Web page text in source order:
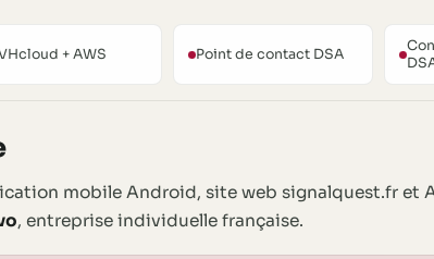
+ AWS Point de contact DSA
mobile Android, site web signalquest.fr et
, entreprise individuelle française.